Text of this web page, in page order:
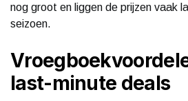
nog groot en liggen de prijzen vaak
seizoen.
last-minute deals